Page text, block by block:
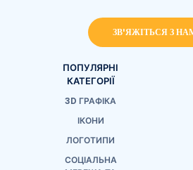
ЗВ'ЯЖІТЬСЯ З
ПОПУЛЯРНІ
КАТЕГОРІЇ
3D ГРАФІКА
ІКОНИ
ЛОГОТИПИ
СОЦІАЛЬНА